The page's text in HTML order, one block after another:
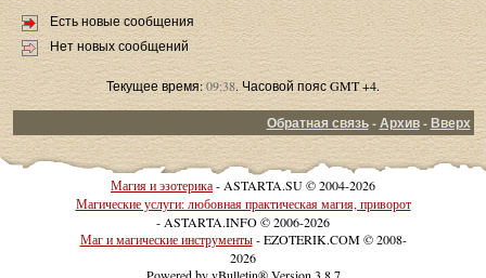
Есть новые сообщения
Нет новых сообщений
Текущее время:09:38. Часовой пояс GMT +4.
Обратная связь-Архив-Вверх
Магия и эзотерика- ASTARTA.SU © 2004-2026
Магические услуги: любовная практическая магия, приворот
- ASTARTA.INFO © 2006-2026
Маг и магические инструменты- EZOTERIK.COM © 2008-
2026